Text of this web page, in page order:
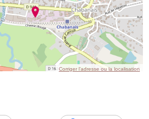
Corriger l’adresse ou la localisation